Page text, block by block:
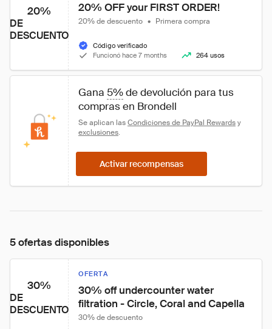
20%
DE
DESCUENTO
20% OFF your FIRST ORDER!
20% de descuento • Primera compra
Código verificado
Funcionó hace 7 months
264 usos
Gana 5% de devolución para tus
compras en Brondell
Se aplican las Condiciones de PayPal Rewards y
exclusiones.
Activar recompensas
5 ofertas disponibles
30%
DE
DESCUENTO
OFERTA
30% off undercounter water
filtration - Circle, Coral and Capella
30% de descuento